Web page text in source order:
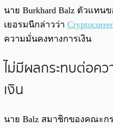
นาย Burkhard Balz ตัวแทน
เยอรมนีกล่าวว่า
ความมั่นคงทางการเงิน
ไม่มีผลกระทบต่อค
เงิน
นาย Balz สมาชิกของคณะก